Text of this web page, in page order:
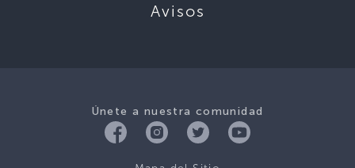
Avisos
Únete a nuestra comunidad